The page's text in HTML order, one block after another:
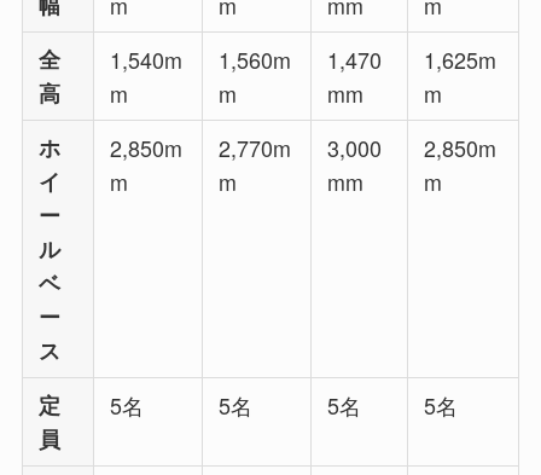
全
高
1,540m
m
1,560m
m
1,470
mm
1,625m
m
ホ
イ
ー
ル
ベ
ー
ス
2,850m
m
2,770m
m
3,000
mm
2,850m
m
定
員
5名 5名 5名 5名